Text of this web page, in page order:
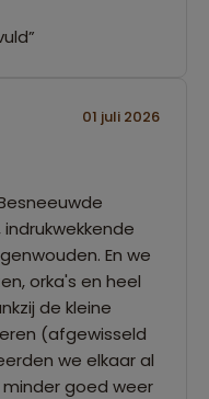
01 juli 2026
En we
orka's en heel
de kleine
(afgewisseld
we elkaar al
goed weer